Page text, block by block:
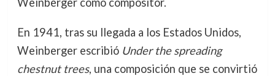
Weinberger como compositor.
En 1941, tras su llegada a los Estados Unidos,
Weinberger escribió Under the spreading
chestnut trees, una composición que se convirtió